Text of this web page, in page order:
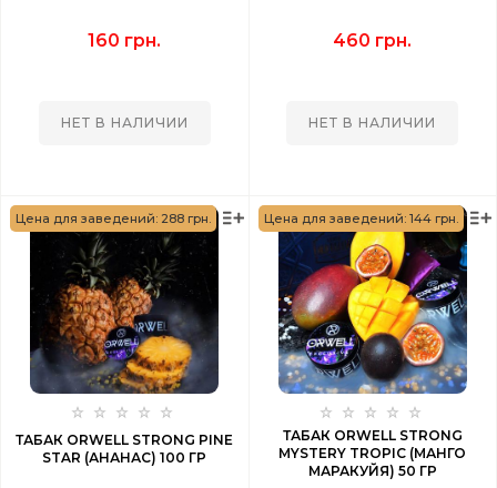
160 грн.
НЕТ В НАЛИЧИИ
460 грн.
НЕТ В НАЛИЧИИ
Цена для заведений: 288 грн.
ТАБАК ORWELL STRONG PINE
STAR (АНАНАС) 100 ГР
Цена для заведений: 144 грн.
ТАБАК ORWELL STRONG
MYSTERY TROPIC (МАНГО
МАРАКУЙЯ) 50 ГР